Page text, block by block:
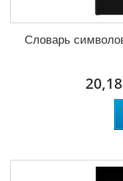
Словарь